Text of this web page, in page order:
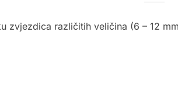
zvjezdica različitih veličina (6 – 12